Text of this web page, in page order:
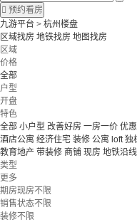
 预约看房
九游平台 > 杭州楼盘
区域找房 地铁找房 地图找房
区域
价格
全部
户型
开盘
特色
全部 小户型 改善好房 一房一价 优
酒店公寓 经济住宅 装修 公寓 loft独
教育地产 带装修 商铺 现房 地铁沿线
类型
更多
期房现房不限
销售状态不限
装修不限